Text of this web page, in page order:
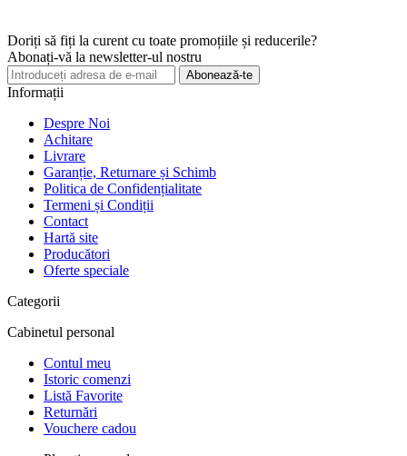
Doriți să fiți la curent cu toate promoțiile și reducerile?
Abonați-vă la newsletter-ul nostru
Abonează-te
Informații
Despre Noi
Achitare
Livrare
Garanție, Returnare și Schimb
Politica de Confidențialitate
Termeni și Condiții
Contact
Hartă site
Producători
Oferte speciale
Categorii
Cabinetul personal
Contul meu
Istoric comenzi
Listă Favorite
Returnări
Vouchere cadou